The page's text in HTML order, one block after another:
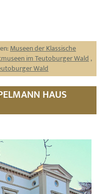
Museen der Klassische
im Teutoburger Wald,
Wald
HAUS